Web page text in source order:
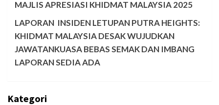
MAJLIS APRESIASI KHIDMAT MALAYSIA 2025
LAPORAN INSIDEN LETUPAN PUTRA HEIGHTS:
KHIDMAT MALAYSIA DESAK WUJUDKAN
JAWATANKUASA BEBAS SEMAK DAN IMBANG
LAPORAN SEDIA ADA
Kategori